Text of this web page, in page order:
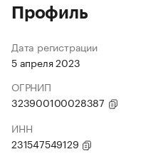
Профиль
Дата регистрации
5 апреля 2023
ОГРНИП
323900100028387
ИНН
231547549129